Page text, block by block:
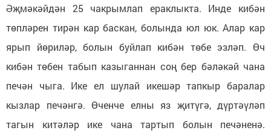
Әҗмәкәйдән 25 чакрымлап ераклыкта. Инде кибән
төпләрен тирән кар баскан, болында юл юк. Алар кар
ярып йөриләр, болын буйлап кибән төбе эзләп. Өч
кибән төбен табып казыганнан соң бер бәләкәй чана
печән чыга. Ике ел шулай икешәр тапкыр баралар
кызлар печәнгә. Өченче елны яз җитүгә, дүртәүләп
тагын китәләр ике чана тартып болын печәненә.